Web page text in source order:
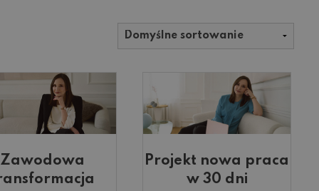
Zawodowa
Projekt nowa praca
w 30 dni